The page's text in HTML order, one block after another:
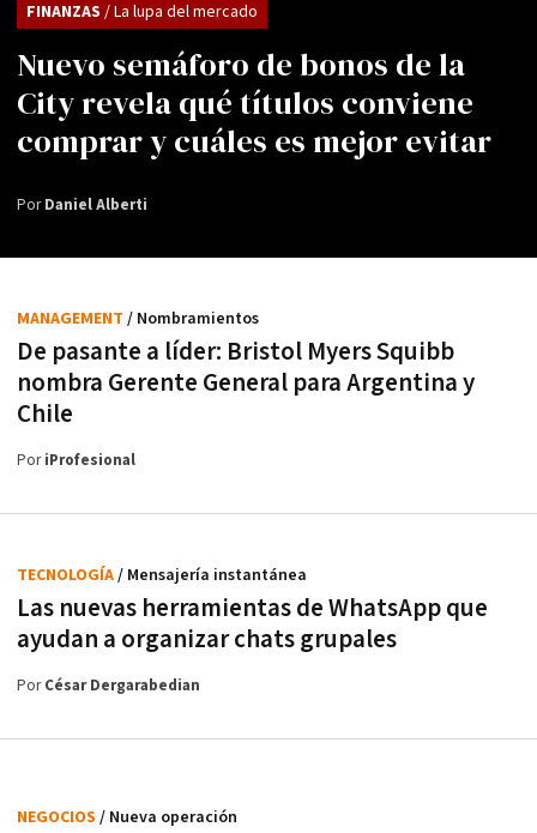
Nuevo semáforo de bonos de la
City revela qué títulos conviene
comprar y cuáles es mejor evitar
FINANZAS / La lupa del mercado
PorDaniel Alberti
De pasante a líder: Bristol Myers Squibb
nombra Gerente General para Argentina y
Chile
MANAGEMENT / Nombramientos
PoriProfesional
Las nuevas herramientas de WhatsApp que
ayudan a organizar chats grupales
TECNOLOGÍA/ Mensajería instantánea
PorCésar Dergarabedian
NEGOCIOS / Nueva operación